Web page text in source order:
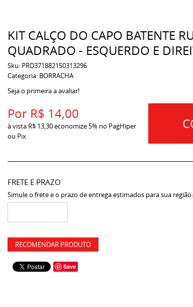
KIT CALÇO DO CAPO BATENTE
QUADRADO - ESQUERDO E
Sku: PRD371882150313296
Categoria: BORRACHA
Seja o primeira a avaliar!
Por R$ 14,00
à vista R$ 13,30economize 5% no PagHiper
ou Pix
FRETE E PRAZO
Simule o frete e o prazo de entrega estimados para sua região:
RECOMENDAR PRODUTO
Save